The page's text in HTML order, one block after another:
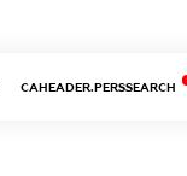
CAHEADER.PERSSEARCH